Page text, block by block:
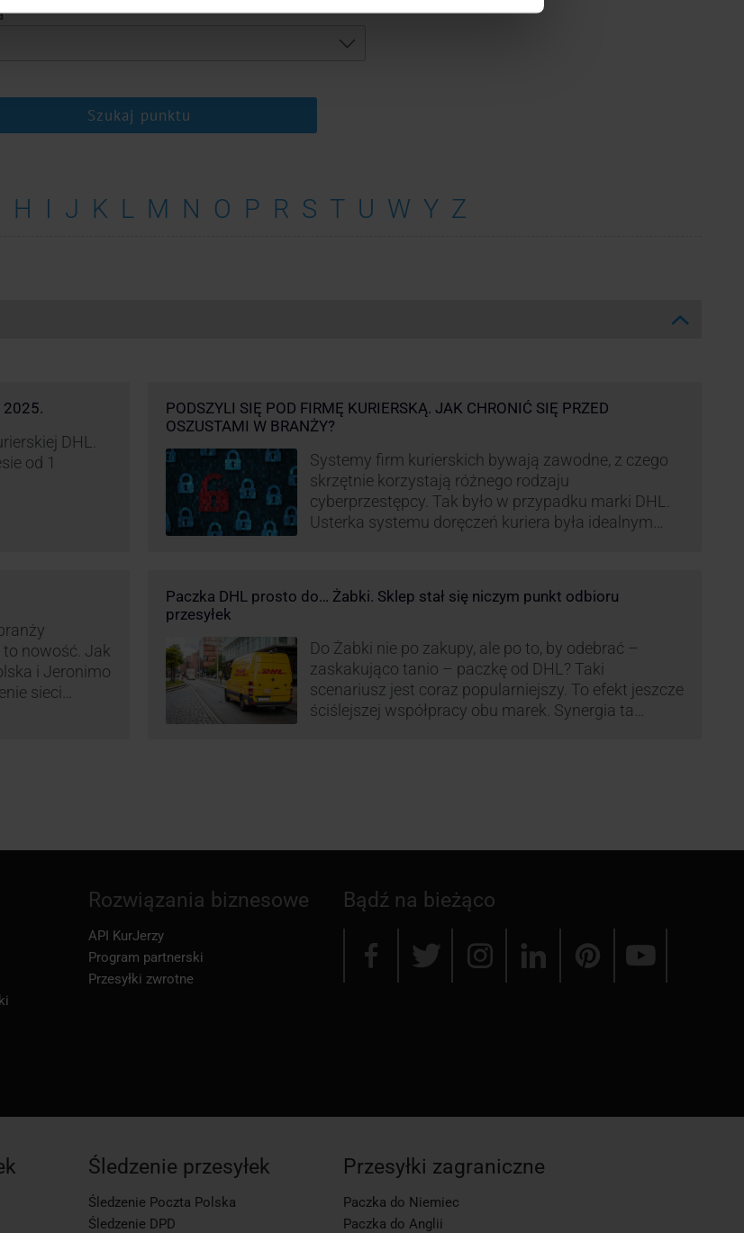
Szukaj punktu
H I J K L M N O P R S T U W Y Z
2025.
DHL.
od 1
PODSZYLI SIĘ POD FIRMĘ KURIERSKĄ. JAK CHRONIĆ SIĘ PRZED
OSZUSTAMI W BRANŻY?
Systemy firm kurierskich bywają zawodne, z czego
skrzętnie korzystają różnego rodzaju
cyberprzestępcy. Tak było w przypadku marki DHL.
Usterka systemu doręczeń kuriera była idealnym
oszukać cyberprzestępcom, którzy próbują
wykorzystać problemy przedsiębiorstw działających
nowość. Jak
i Jeronimo
sieci
Paczka DHL prosto do… Żabki. Sklep stał się niczym punkt odbioru
przesyłek
Do Żabki nie po zakupy, ale po to, by odebrać –
zaskakująco tanio – paczkę od DHL? Taki
scenariusz jest coraz popularniejszy. To efekt jeszcze
ściślejszej współpracy obu marek. Synergia ta
Bądź na bieżąco
Rozwiązania biznesowe
API KurJerzy
Program partnerski
Przesyłki zwrotne
Śledzenie przesyłek
Śledzenie Poczta Polska
Śledzenie DPD
Przesyłki zagraniczne
Paczka do Niemiec
Paczka do Anglii